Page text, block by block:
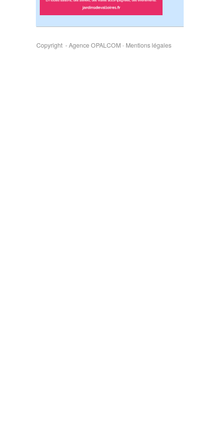
Copyright - Agence OPALCOM- Mentions légales